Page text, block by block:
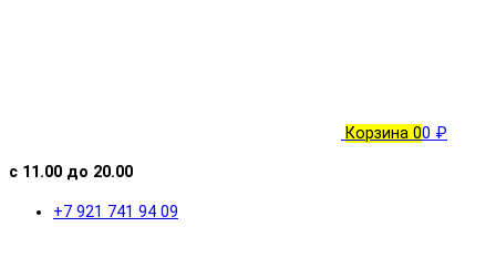
Корзина 00 ₽
с 11.00 до 20.00
+7 921 741 94 09